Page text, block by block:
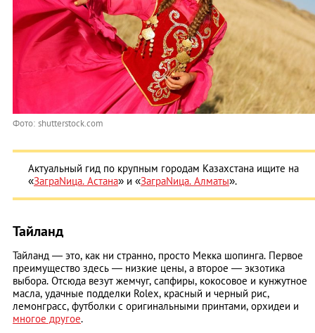
Фото: shutterstock.com
Актуальный гид по крупным городам Казахстана ищите на
«ЗаграNица. Астана» и «ЗаграNица. Алматы».
Тайланд
Тайланд — это, как ни странно, просто Мекка шопинга. Первое
преимущество здесь — низкие цены, а второе — экзотика
выбора. Отсюда везут жемчуг, сапфиры, кокосовое и кунжутное
масла, удачные подделки Rolex, красный и черный рис,
лемонграсс, футболки с оригинальными принтами, орхидеи и
многое другое.